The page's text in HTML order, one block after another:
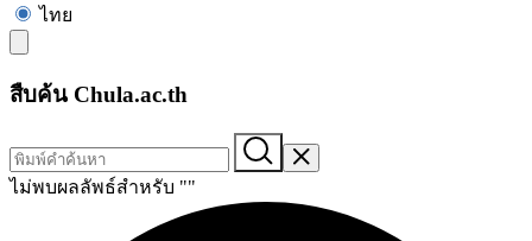
ไทย
สืบค้น Chula.ac.th
ไม่พบผลลัพธ์สำหรับ ""